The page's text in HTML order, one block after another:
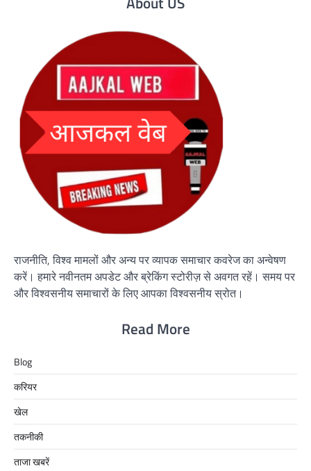
राजनीति, विश्व मामलों और अन्य पर व्यापक समाचार कवरेज का अन्वेषण
करें। हमारे नवीनतम अपडेट और ब्रेकिंग स्टोरीज़ से अवगत रहें। समय पर
और विश्वसनीय समाचारों के लिए आपका विश्वसनीय स्रोत।
Read More
Blog
करियर
खेल
तकनीकी
ताजा खबरें